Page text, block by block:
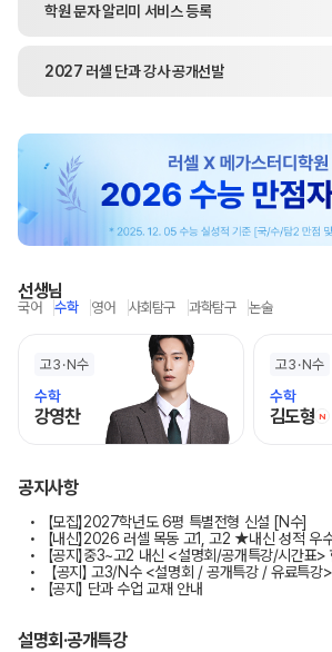
학원 문자 알리미 서비스 등록
2027 러셀 단과강사 공개선발
선생님
국어 수학 영어 사회탐구 과학탐구 논술
고3 N수
수학
강영찬
고3 N수
수학
김도형 N신규
공지사항
【모집】2027학년도 6평 특별전형 신설 [N수]
【내신】2026 러셀 목동 고1, 고2 ★내신 성적
【공지】중3~고2 내신 <설명회/공개특강/시간표>
【공지】 고3/N수 <설명회 / 공개특강 / 유료특강
【공지】 단과 수업 교재 안내
설명회·공개특강